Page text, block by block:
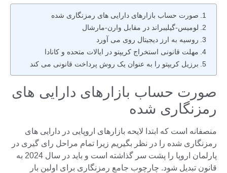
صورت حساب بازارهای دارایی های رمزنگاری شده
لومیس-گیلیبراند در مقابل وارن-مارشال
روسیه به ارز دیجیتال روی می آورد
مهلت قانونی استخراج کریپتو در ایالات متحده و کانادا
برزیل کریپتو را به عنوان یک روش پرداخت قانونی می کند
صورت حساب بازارهای دارایی های
رمزنگاری شده
منصفانه است که ابتدا لایحه بازارهای اروپایی در دارایی های
رمزنگاری شده را در نظر بگیریم زیرا تمام مراحل رای گیری در
پارلمان اروپا را پشت سر گذاشته است و باید در سال 2024 به
قانون تبدیل شود. چارچوب جامع رمزنگاری برای اولین بار